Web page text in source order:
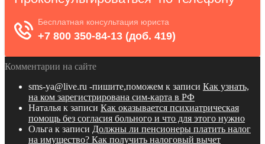
Комментарии на сайте
sms-ya@live.ru -пишите,поможем к записи Как узнать,
на ком зарегистрирована сим-карта в РФ
Наталья к записи Как оказывается психиатрическая
помощь без согласия больного и что для этого нужно
Ольга к записи Должны ли пенсионеры платить налог
на имущество? Как получить налоговый вычет